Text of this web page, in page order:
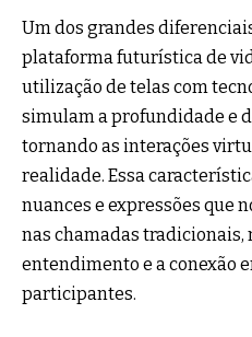
Um dos grandes
plataforma futurística de
utilização de telas com
simulam a profundidade e
tornando as interações
realidade. Essa
nuances e expressões que
nas chamadas tradicionais,
entendimento e a conexão
participantes.